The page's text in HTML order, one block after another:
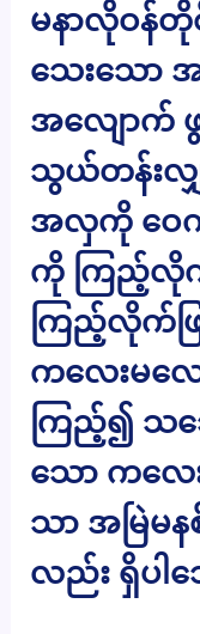
မနာလိုဝန်တို
သေးသော
အလျောက်
သွယ်တန်းလ
အလှကို ဝေ
ကို ကြည့်လို
ကြည့်လိုက်ဖ
ကလေးမလေ
ကြည့်၍ သ
သော ကလ
သာ အမြဲမ
လည်း ရှိပါ